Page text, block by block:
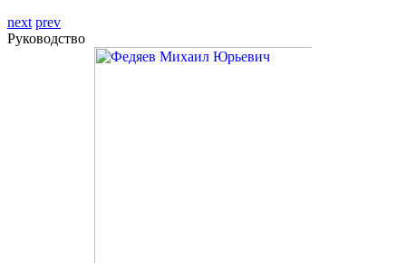
next prev
Руководство